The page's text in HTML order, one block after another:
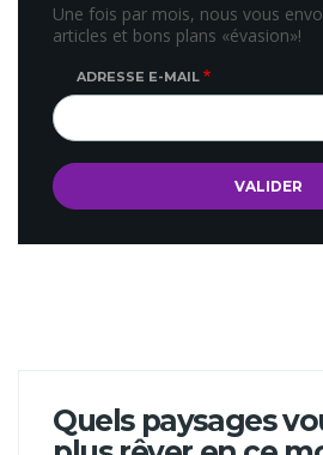
Une fois par mois, nous vous
articles et bons plans «évasion»!
ADRESSE E-MAIL
Quels paysages